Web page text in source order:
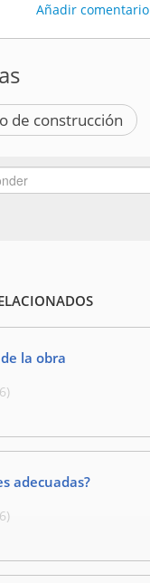
Añadir comentario
de construcción
la obra
adecuadas?